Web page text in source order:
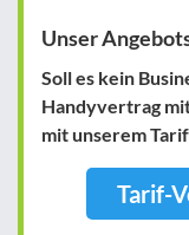
Unser
Soll es kein
Handyvertrag
mit unserem
Tarif-